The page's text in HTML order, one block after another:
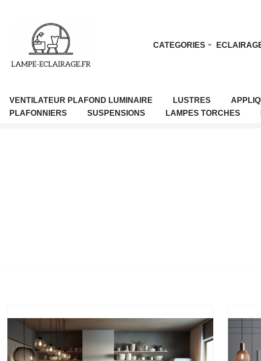
contenu
CATEGORIES
VENTILATEUR PLAFOND LUMINAIRE LUSTRES
PLAFONNIERS
SUSPENSIONS LAMPES TORCHES